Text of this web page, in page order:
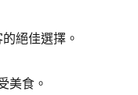
絕佳選擇。
美食。